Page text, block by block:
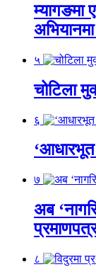
म्यागङमा
५
चोटिला
६
‘आधारभूत
७
अब
८